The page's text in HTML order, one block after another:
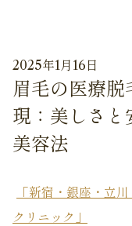
2025年1月16日
眉毛の医療脱
現：美しさと
美容法
「新宿・銀座・立
クリニック」